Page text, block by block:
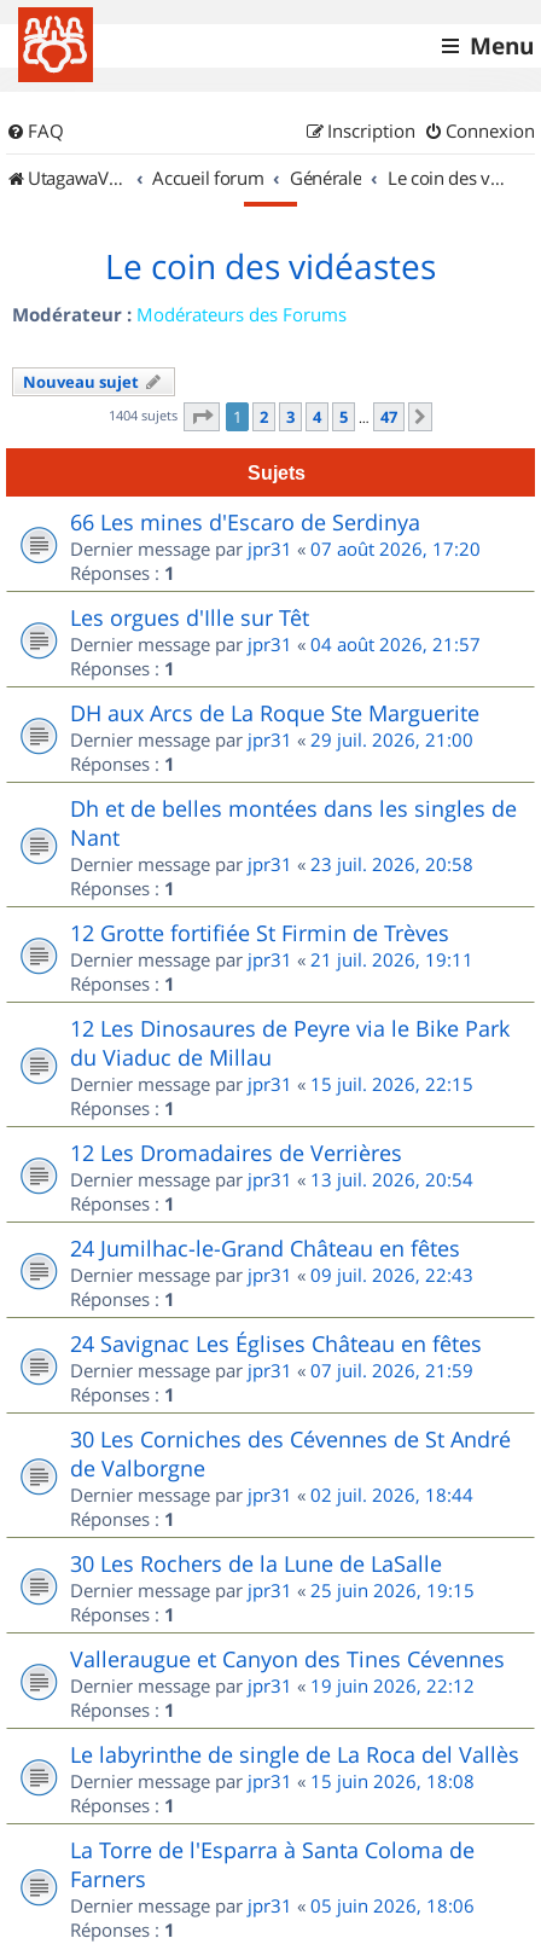
Menu
FAQ Connexion
Inscription
UtagawaVTT (Randos VTT et VTTAE avec traces GPS)
Accueil forum Générale Le coin des vidéastes
Le coin des vidéastes
Modérateur : Modérateurs des Forums
Nouveau sujet
1404 sujets Page 1sur
1 2 3 4 5 … 47
Sujets
66 Les mines d'Escaro de Serdinya
Dernier message par jpr31 « 07 août 2026, 17:20
Réponses : 1
Les orgues d'Ille sur Têt
Dernier message par jpr31 « 04 août 2026, 21:57
Réponses : 1
DH aux Arcs de La Roque Ste Marguerite
Dernier message par jpr31 « 29 juil. 2026, 21:00
Réponses : 1
Dh et de belles montées dans les singles de
Nant
Dernier message par jpr31 « 23 juil. 2026, 20:58
Réponses : 1
12 Grotte fortifiée St Firmin de Trèves
Dernier message par jpr31 « 21 juil. 2026, 19:11
Réponses : 1
12 Les Dinosaures de Peyre via le Bike Park
du Viaduc de Millau
Dernier message par jpr31 « 15 juil. 2026, 22:15
Réponses : 1
12 Les Dromadaires de Verrières
Dernier message par jpr31 « 13 juil. 2026, 20:54
Réponses : 1
24 Jumilhac-le-Grand Château en fêtes
Dernier message par jpr31 « 09 juil. 2026, 22:43
Réponses : 1
24 Savignac Les Églises Château en fêtes
Dernier message par jpr31 « 07 juil. 2026, 21:59
Réponses : 1
30 Les Corniches des Cévennes de St André
de Valborgne
Dernier message par jpr31 « 02 juil. 2026, 18:44
Réponses : 1
30 Les Rochers de la Lune de LaSalle
Dernier message par jpr31 « 25 juin 2026, 19:15
Réponses : 1
Valleraugue et Canyon des Tines Cévennes
Dernier message par jpr31 « 19 juin 2026, 22:12
Réponses : 1
Le labyrinthe de single de La Roca del Vallès
Dernier message par jpr31 « 15 juin 2026, 18:08
Réponses : 1
La Torre de l'Esparra à Santa Coloma de
Farners
Dernier message par jpr31 « 05 juin 2026, 18:06
Réponses : 1